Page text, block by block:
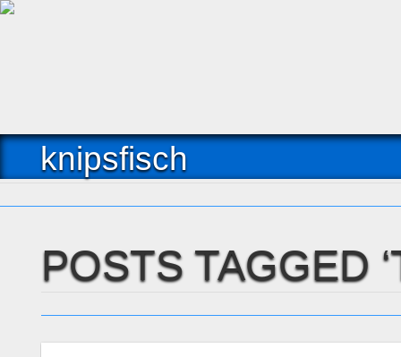
knipsfisch
POSTS TAGGED